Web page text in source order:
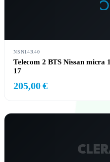
NSN14R40
Telecom 2 BTS Nissan
17
205,00 €